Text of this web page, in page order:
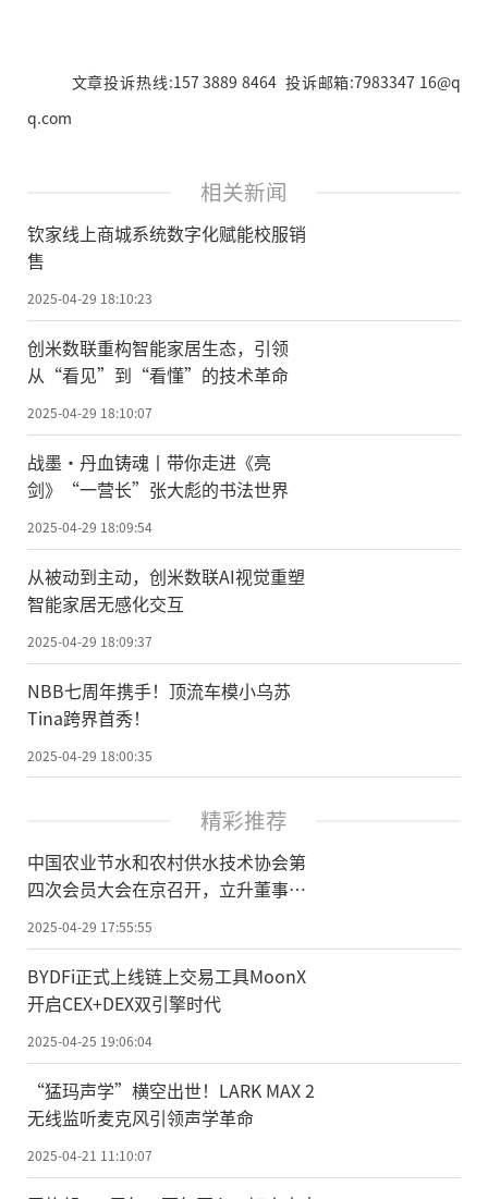
文章投诉热线:157 3889 8464 投诉邮箱:7983347 16@q
q.com
相关新闻
钦家线上商城系统数字化赋能校服销
售
2025-04-29 18:10:23
创米数联重构智能家居生态，引领
从“看见”到“看懂”的技术革命
2025-04-29 18:10:07
战墨·丹血铸魂丨带你走进《亮
剑》“一营长”张大彪的书法世界
2025-04-29 18:09:54
从被动到主动，创米数联AI视觉重塑
智能家居无感化交互
2025-04-29 18:09:37
NBB七周年携手！顶流车模小乌苏
Tina跨界首秀！
2025-04-29 18:00:35
精彩推荐
中国农业节水和农村供水技术协会第
四次会员大会在京召开，立升董事长
陈良刚获选副会长
2025-04-29 17:55:55
BYDFi正式上线链上交易工具MoonX
开启CEX+DEX双引擎时代
2025-04-25 19:06:04
“猛玛声学”横空出世！LARK MAX 2
无线监听麦克风引领声学革命
2025-04-21 11:10:07